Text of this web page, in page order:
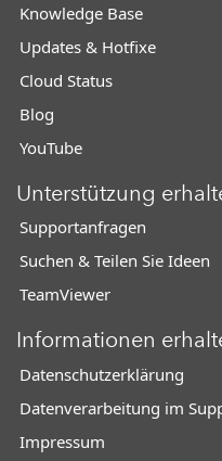
Knowledge Base
Updates & Hotfixe
Cloud Status
Blog
YouTube
Unterstützung
Supportanfragen
Suchen & Teilen Sie Ideen
TeamViewer
Informationen
Datenschutzerklärung
Datenverarbeitung im
Impressum